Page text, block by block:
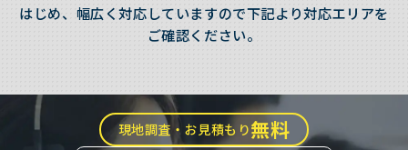
はじめ、幅広く対応していますので下記より対応エリアを
ご確認ください。
現地調査・お見積もり無料